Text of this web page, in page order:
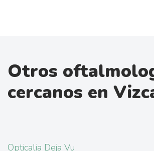
Otros
cercanos en
Opticalia Deja Vu